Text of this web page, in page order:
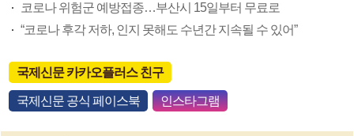
코로나 위험군 예방접종…부산시 15일부터 무료로
“코로나 후각 저하, 인지 못해도 수년간 지속될 수 있어”
국제신문 카카오플러스 친구
국제신문 공식 페이스북 인스타그램